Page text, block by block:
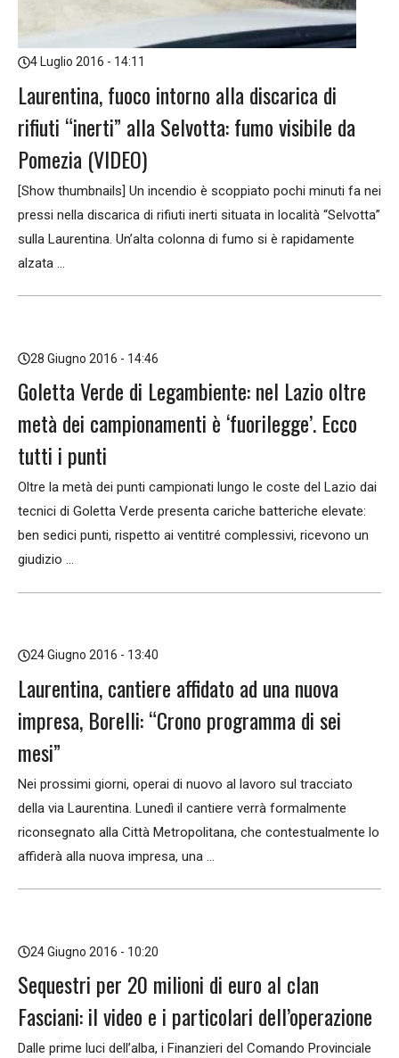
4 Luglio 2016 - 14:11
Laurentina, fuoco intorno alla discarica di
rifiuti “inerti” alla Selvotta: fumo visibile da
Pomezia (VIDEO)
[Show thumbnails] Un incendio è scoppiato pochi minuti fa nei
pressi nella discarica di rifiuti inerti situata in località “Selvotta”
sulla Laurentina. Un’alta colonna di fumo si è rapidamente
alzata ...
28 Giugno 2016 - 14:46
Goletta Verde di Legambiente: nel Lazio oltre
metà dei campionamenti è ‘fuorilegge’. Ecco
tutti i punti
Oltre la metà dei punti campionati lungo le coste del Lazio dai
tecnici di Goletta Verde presenta cariche batteriche elevate:
ben sedici punti, rispetto ai ventitré complessivi, ricevono un
giudizio ...
24 Giugno 2016 - 13:40
Laurentina, cantiere affidato ad una nuova
impresa, Borelli: “Crono programma di sei
mesi”
Nei prossimi giorni, operai di nuovo al lavoro sul tracciato
della via Laurentina. Lunedì il cantiere verrà formalmente
riconsegnato alla Città Metropolitana, che contestualmente lo
affiderà alla nuova impresa, una ...
24 Giugno 2016 - 10:20
Sequestri per 20 milioni di euro al clan
Fasciani: il video e i particolari dell’operazione
Dalle prime luci dell’alba, i Finanzieri del Comando Provinciale